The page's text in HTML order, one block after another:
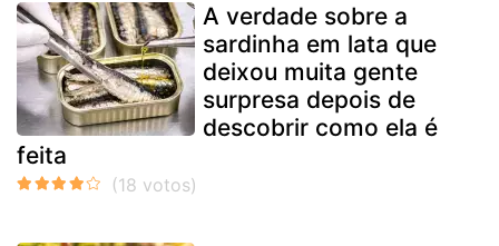
A verdade sobre a
sardinha em lata que
deixou muita gente
surpresa depois de
descobrir como ela é
feita